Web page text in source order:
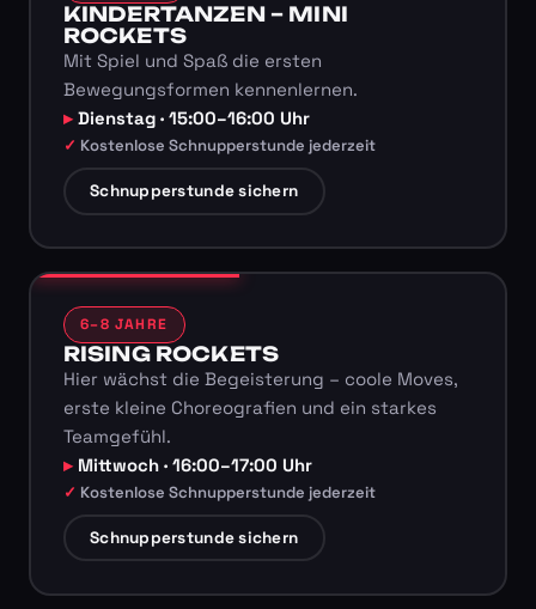
KINDERTANZEN – MINI
ROCKETS
Mit Spiel und Spaß die ersten
Bewegungsformen kennenlernen.
Dienstag · 15:00–16:00 Uhr
Kostenlose Schnupperstunde jederzeit
Schnupperstunde sichern
6–8 JAHRE
RISING ROCKETS
Hier wächst die Begeisterung – coole Moves,
erste kleine Choreografien und ein starkes
Teamgefühl.
Mittwoch · 16:00–17:00 Uhr
Kostenlose Schnupperstunde jederzeit
Schnupperstunde sichern